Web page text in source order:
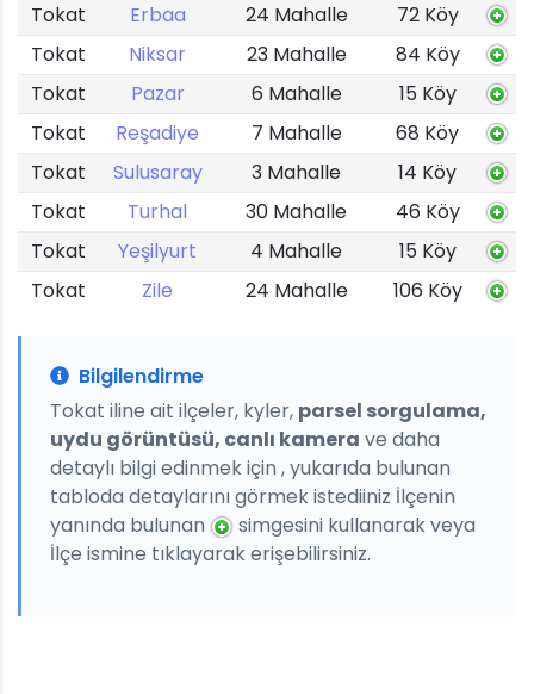
Tokat
Erbaa 24 Mahalle
72 Köy
Tokat
Niksar 23 Mahalle
84 Köy
Tokat
Pazar 6 Mahalle
15 Köy
Tokat
Reşadiye 7 Mahalle
68 Köy
Tokat
Sulusaray 3 Mahalle
14 Köy
Tokat
Turhal 30 Mahalle
46 Köy
Tokat
Yeşilyurt 4 Mahalle
15 Köy
Tokat
Zile 24 Mahalle 106 Köy
Bilgilendirme
Tokat iline ait ilçeler, kyler, parsel sorgulama,
uydu görüntüsü, canlı kamera ve daha
detaylı bilgi edinmek için , yukarıda bulunan
tabloda detaylarını görmek istediiniz İlçenin
yanında bulunan
simgesini kullanarak veya
İlçe ismine tıklayarak erişebilirsiniz.